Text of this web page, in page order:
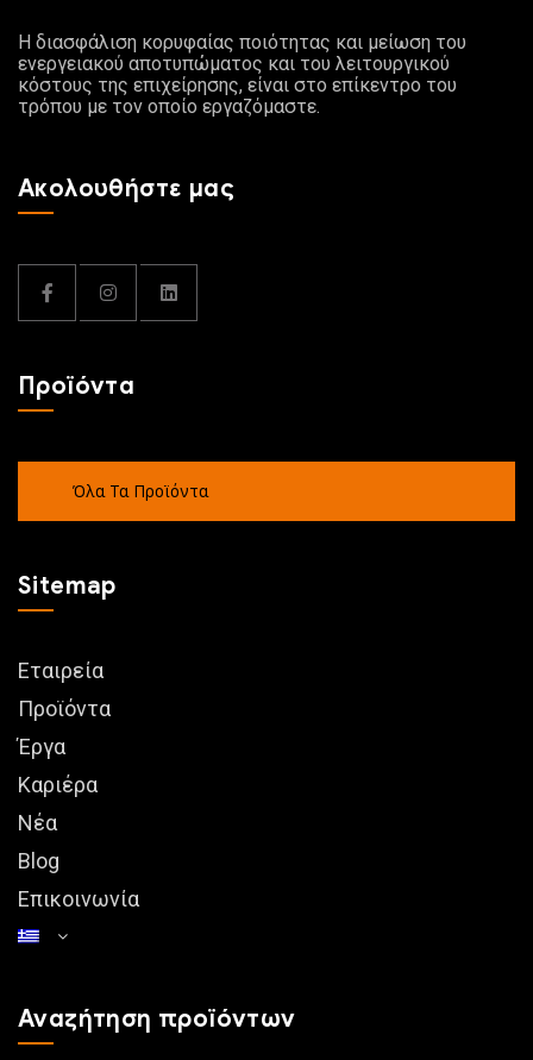
Η διασφάλιση κορυφαίας ποιότητας και μείωση του
ενεργειακού αποτυπώματος και του λειτουργικού
κόστους της επιχείρησης, είναι στο επίκεντρο του
τρόπου με τον οποίο εργαζόμαστε.
Ακολουθήστε μας
Προϊόντα
Όλα Τα Προϊόντα
Sitemap
Εταιρεία
Προϊόντα
Έργα
Καριέρα
Νέα
Blog
Επικοινωνία
Αναζήτηση προϊόντων